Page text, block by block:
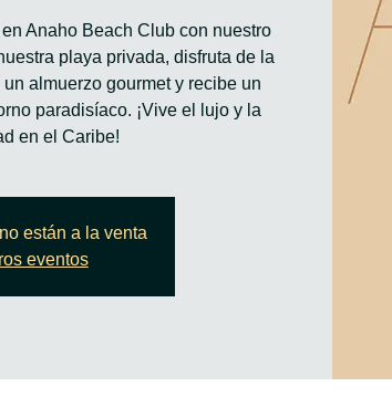
Anaho Beach Club con nuestro
playa privada, disfruta de la
almuerzo gourmet y recibe un
paradisíaco. ¡Vive el lujo y la
en el Caribe!
están a la venta
eventos